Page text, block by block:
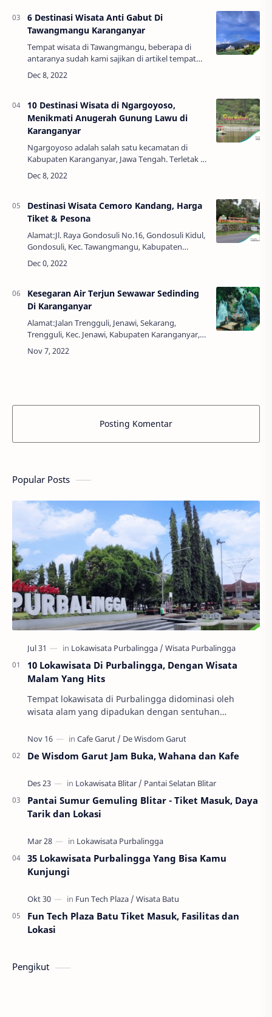
6 Destinasi Wisata Anti Gabut Di
Tawangmangu Karanganyar
Tempat wisata di Tawangmangu, beberapa di
antaranya sudah kami sajikan di artikel tempat
wisata di Karanganyar. Wajar saja, karena
Tawangmangu adalah sebuah kecamatan di
10 Destinasi Wisata di Ngargoyoso,
Menikmati Anugerah Gunung Lawu di
Karanganyar
Ngargoyoso adalah salah satu kecamatan di
Kabupaten Karanganyar, Jawa Tengah. Terletak di
lereng barat Gunung Lawu, kecamatan
Ngargoyoso memiliki udara yang segar.Maka
Destinasi Wisata Cemoro Kandang, Harga
Tiket & Pesona
Alamat:Jl. Raya Gondosuli No.16, Gondosuli Kidul,
Gondosuli, Kec. Tawangmangu, Kabupaten
Karanganyar, Jawa Tengah 57792Jam Buka:09:00 -
17:00 WIBHarga Tiket:Rp. 15.000,00Jika di Ja…
Kesegaran Air Terjun Sewawar Sedinding
Di Karanganyar
Alamat:Jalan Trengguli, Jenawi, Sekarang,
Trengguli, Kec. Jenawi, Kabupaten Karanganyar,
Jawa Tengah 57794Jam Buka:24 JamNo.
Telepon:0821-3747-8604Harga Tiket:Rp.
Posting Komentar
Popular Posts
10 Lokawisata Di Purbalingga, Dengan Wisata
Malam Yang Hits
Tempat lokawisata di Purbalingga didominasi oleh
wisata alam yang dipadukan dengan sentuhan
Purbalingga l…
De Wisdom Garut Jam Buka, Wahana dan Kafe
Pantai Sumur Gemuling Blitar - Tiket Masuk, Daya
Tarik dan Lokasi
35 Lokawisata Purbalingga Yang Bisa Kamu
Kunjungi
Fun Tech Plaza Batu Tiket Masuk, Fasilitas dan
Lokasi
Pengikut